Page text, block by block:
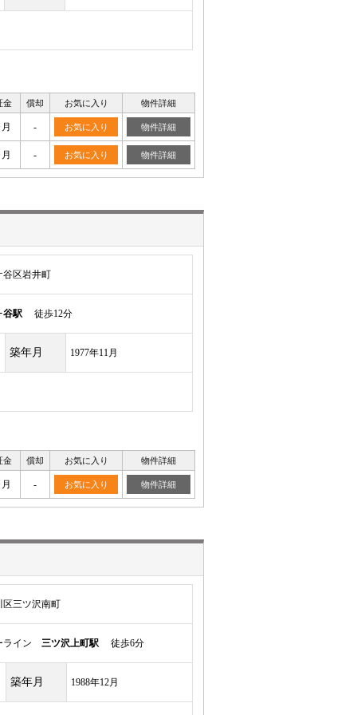
金 償却 お気に入り 物件詳細
- お気に入り 物件詳細
- お気に入り 物件詳細
谷区岩井町
谷駅 徒歩12分
築年月 1977年11月
金 償却 お気に入り 物件詳細
- お気に入り 物件詳細
区三ツ沢南町
ライン 三ツ沢上町駅 徒歩6分
築年月 1988年12月